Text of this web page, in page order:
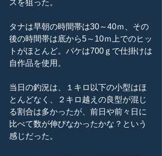
スを狙った。
タナは早朝の時間帯は30～40ｍ、その
後の時間帯は底から5～10ｍ上でのヒッ
トがほとんど。バケは700ｇで仕掛けは
自作品を使用。
当日の釣況は、１キロ以下の小型はほ
とんどなく、２キロ越えの良型が混じ
る割合は多かったが、前日や前々日に
比べて数が伸びなかったかな？という
感じだった。